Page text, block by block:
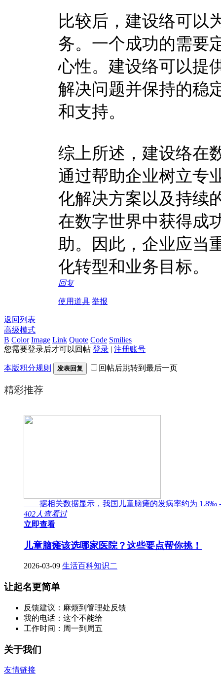
比较后，建设络可以
务。一个成功的需要
心性。建设络可以提
解决问题并保持的稳
和支持。
综上所述，建设络在
通过帮助企业树立专
化解决方案以及持续
在数字世界中获得成
助。因此，企业应当
化转型和业务目标。
回复
使用道具 举报
返回列表
高级模式
B Color Image Link Quote Code Smilies
您需要登录后才可以回帖 登录 | 注册账号
本版积分规则 发表回复 回帖后跳转到最后一页
精彩推荐
据相关数据显示，我国儿童脑瘫的发病率约为 1.8‰
402人查看过
立即查看
儿童脑瘫该选哪家医院？这些要点帮你挑！
2026-03-09 生活百科知识二
让起名更简单
反馈建议：麻烦到管理处反馈
我的电话：这个不能给
工作时间：周一到周五
关于我们
友情链接